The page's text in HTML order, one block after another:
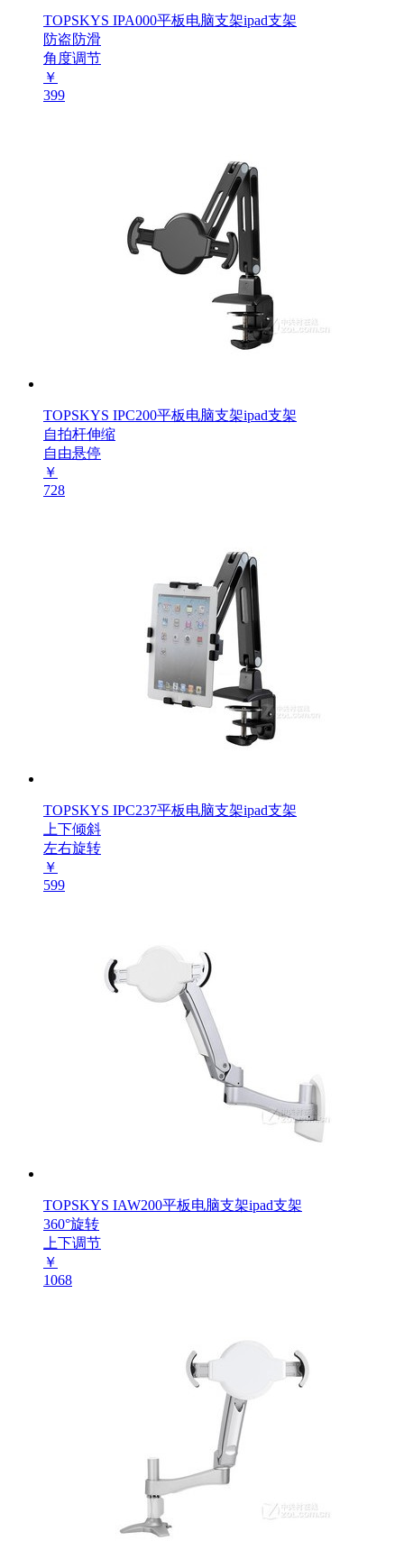
TOPSKYS IPA000平板电脑支架ipad支架
防盗防滑
角度调节
￥
399
TOPSKYS IPC200平板电脑支架ipad支架
自拍杆伸缩
自由悬停
￥
728
TOPSKYS IPC237平板电脑支架ipad支架
上下倾斜
左右旋转
￥
599
TOPSKYS IAW200平板电脑支架ipad支架
360°旋转
上下调节
￥
1068